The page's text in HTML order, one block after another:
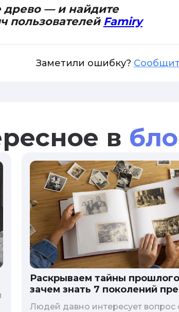
древо — и найдите
пользователей Famiry
Заметили ошибку?
в
Раскрываем тайны
зачем знать 7 поколений
Людей давно интересует вопрос